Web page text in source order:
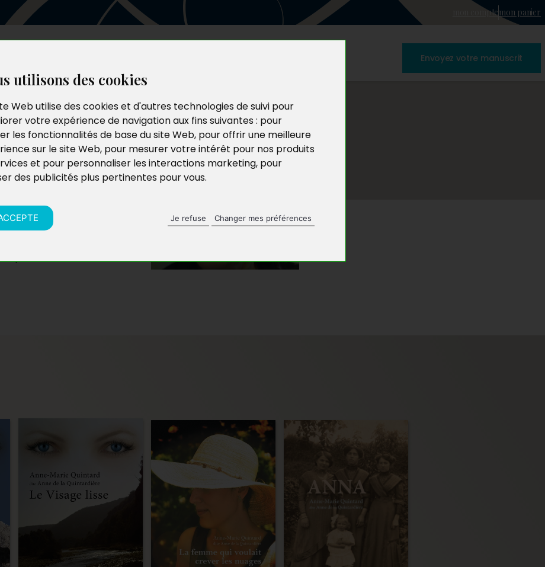
utilisons des cookies
Web utilise des cookies et d'autres technologies de suivi pour
votre expérience de navigation aux fins suivantes : pour
les fonctionnalités de base du site Web, pour offrir une meilleure
sur le site Web, pour mesurer votre intérêt pour nos produits
et pour personnaliser les interactions marketing, pour
des publicités plus pertinentes pour vous.
Je refuse Changer mes préférences
mon comptemon panier
Envoyez votre manuscrit
et exerce la
locale du Sud
au conseil
d’un cercle
prix et le prix
plume ardéchoise.